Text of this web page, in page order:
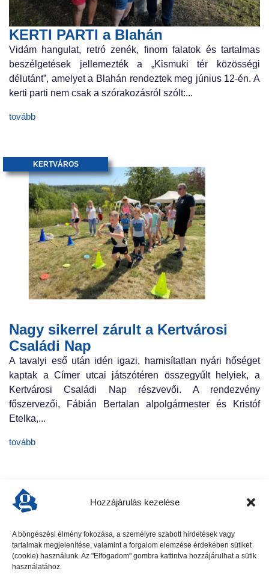
Hozzájárulás kezelése
A böngészési élmény fokozása, a személyre szabott hirdetések vagy
tartalmak megjelenítése, valamint a forgalom elemzése érdekében sütiket
(cookie) használunk. Az "Elfogadom" gombra kattintva hozzájárulhat a sütik
használatához.
KERTI PARTI a Blahán
Vidám hangulat, retró zenék, finom falatok és tartalmas
beszélgetések jellemezték a „Kismuki tér közösségi
délutánt”, amelyet a Blahán rendeztek meg június 12-én. A
kerti parti nem csak a szórakozásról szólt:...
tovább
Nagy sikerrel zárult a Kertvárosi
Családi Nap
KERTVÁROS
A tavalyi eső után idén igazi, hamisítatlan nyári hőséget
kaptak a Címer utcai játszótéren összegyűlt helyiek, a
Kertvárosi Családi Nap részvevői. A rendezvény
főszervezői, Fábián Bertalan alpolgármester és Kristóf
Etelka,...
tovább
előző cikk következő cikk